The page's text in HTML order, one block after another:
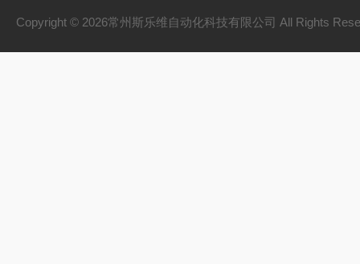
Copyright © 2026常州斯乐维自动化科技有限公司 All Rights